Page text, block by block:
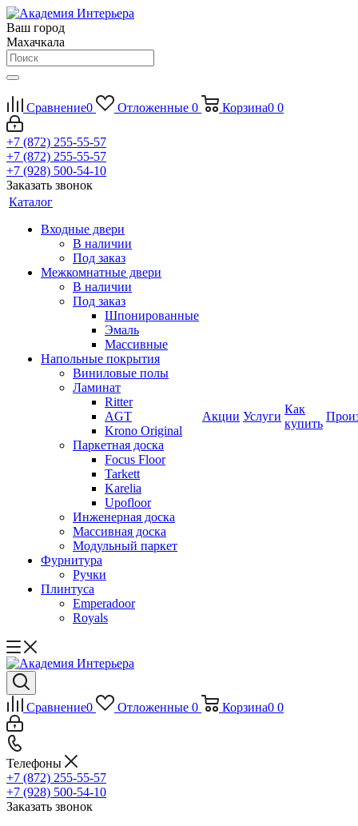
Ваш город
Махачкала
Сравнение0 Отложенные 0 Корзина0 0
+7 (872) 255-55-57
+7 (872) 255-55-57
+7 (928) 500-54-10
Заказать звонок
Каталог
Входные двери
В наличии
Под заказ
Межкомнатные двери
В наличии
Под заказ
Шпонированные
Эмаль
Массивные
Напольные покрытия
Виниловые полы
Ламинат
Ritter
AGT
Krono Original
Паркетная доска
Focus Floor
Tarkett
Karelia
Upofloor
Инженерная доска
Массивная доска
Модульный паркет
Фурнитура
Ручки
Плинтуса
Emperadoor
Royals
Акции Услуги
Как
купить
Сравнение0 Отложенные 0 Корзина0 0
Телефоны
+7 (872) 255-55-57
+7 (928) 500-54-10
Заказать звонок